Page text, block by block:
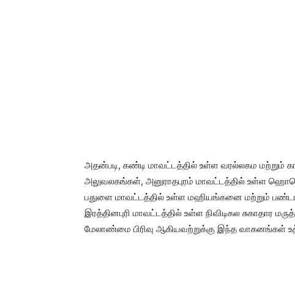
அதன்படி, கண்டி மாவட்டத்தில் உள்ள வரல்லகம மற்றும்
அலுவலகங்கள், அனுராதபுரம் மாவட்டத்தில் உள்ள
பதுளை மாவட்டத்தில் உள்ள மஹியங்கனை மற்றும்
இரத்தினபுரி மாவட்டத்தில் உள்ள நிவிடிகல சுகாதார
மேலாண்மை பிரிவு ஆகியவற்றுக்கு இந்த வாகனங்கள்